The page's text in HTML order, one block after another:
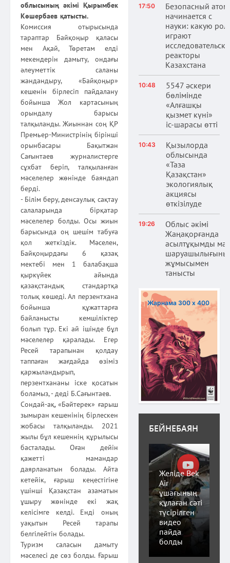
облысының әкімі Қырымбек
Көшербаев қатысты.
Комиссия отырысында
тараптар Байқоңыр қаласы
мен Ақай, Төретам елді
мекендерін дамыту, ондағы
әлеуметтік саланы
жандандыру, «Байқоңыр»
кешенін бірлесіп пайдалану
бойынша Жол картасының
орындалу барысы
талқыланды. Жиыннан соң ҚР
Премьер-Министрінің бірінші
орынбасары Бақытжан
Сағынтаев журналистерге
сұхбат беріп, талқыланған
мәселелер жөнінде баяндап
берді.
- Білім беру, денсаулық сақтау
салаларында бірқатар
мәселелер болды. Осы жиын
барысында оң шешім табуға
қол жеткіздік. Мәселен,
Байқоңырдағы 6 қазақ
мектебі мен 1 балабақша
қыркүйек айында
қазақстандық стандартқа
толық көшеді. Ал перзентхана
бойынша құжаттарға
байланысты кемшіліктер
болып тұр. Екі ай ішінде бұл
мәселелер қаралады. Егер
Ресей тарапынан қолдау
таппаған жағдайда өзіміз
қаржыландырып,
перзентхананы іске қосатын
боламыз, - деді Б.Сағынтаев.
Сондай-ақ, «Бәйтерек» ғарыш
зымыран кешенінің бірлескен
жобасы талқыланды. 2021
жылы бұл кешеннің құрылысы
басталады. Оған дейін
қажетті мамандар
даярланатын болады. Айта
кетейік, ғарыш кеңестігіне
үшінші Қазақстан азаматын
ұшыру жөнінде екі жақ
келісімге келді. Енді оның
уақытын Ресей тарапы
белгілейтін болады.
Туризм саласын дамыту
мәселесі де сөз болды. Ғарыш
17:50
Безопасный атом
начинается с
науки: какую
играют
реакторы
Казахстана
10:48
5547 әскери
бөлімінде
«Алғашқы
қызмет күні»
іс-шарасы өтті
10:43
Қызылорда
облысында
«Таза
Қазақстан»
экологиялық
акциясы
өткізілуде
19:26
Облыс әкімі
Жаңақорғанда
асылтұқымды мал
жұмысымен
танысты
Жарнама 300 х 400
БЕЙНЕБАЯН
Желіде Bek
Air
ұшағының
құлаған сәті
түсірілген
видео
пайда
болды